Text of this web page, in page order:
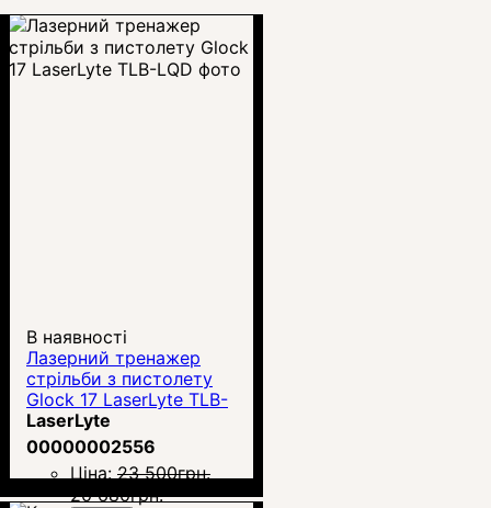
В наявності
Лазерний тренажер
стрільби з пистолету
Glock 17 LaserLyte TLB-
LQD
LaserLyte
00000002556
Ціна: 23 500грн.
20 680грн.